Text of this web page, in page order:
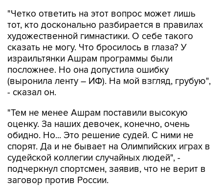
"Четко ответить на этот вопрос может лишь
тот, кто досконально разбирается в правилах
художественной гимнастики. О себе такого
сказать не могу. Что бросилось в глаза? У
израильтянки Ашрам программы были
посложнее. Но она допустила ошибку
(выронила ленту – ИФ). На мой взгляд, грубую",
- сказал он.
"Тем не менее Ашрам поставили высокую
оценку. За наших девочек, конечно, очень
обидно. Но... Это решение судей. С ними не
спорят. Да и не бывает на Олимпийских играх в
судейской коллегии случайных людей", -
подчеркнул спортсмен, заявив, что не верит в
заговор против России.